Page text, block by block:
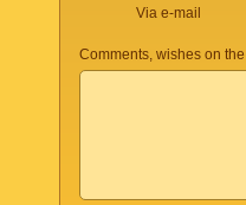
Via e-mail
Comments, wishes on